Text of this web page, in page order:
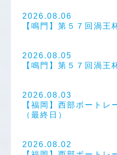
2026.08.06
【鳴門】第５７回渦王
2026.08.05
【鳴門】第５７回渦王
2026.08.03
【福岡】西部ボートレ
（最終日）
2026.08.02